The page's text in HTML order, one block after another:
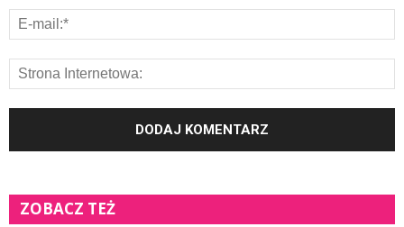
ZOBACZ TEŻ